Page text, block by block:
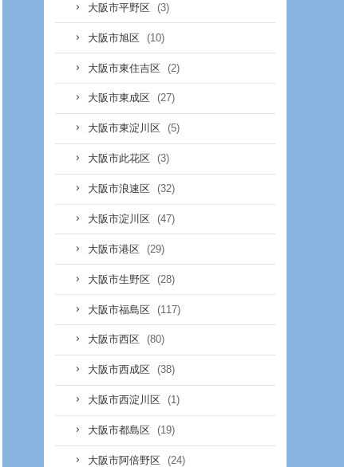
大阪市平野区 (3)
大阪市旭区 (10)
大阪市東住吉区 (2)
大阪市東成区 (27)
大阪市東淀川区 (5)
大阪市此花区 (3)
大阪市浪速区 (32)
大阪市淀川区 (47)
大阪市港区 (29)
大阪市生野区 (28)
大阪市福島区 (117)
大阪市西区 (80)
大阪市西成区 (38)
大阪市西淀川区 (1)
大阪市都島区 (19)
大阪市阿倍野区 (24)